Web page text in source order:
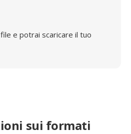
e potrai scaricare il tuo
sui formati